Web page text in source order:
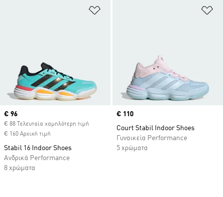
Προσθήκη στη Λίστα Επιθυμιών
Current price
€ 96
€ 88 Τελευταία χαμηλότερη τιμή
€ 160 Αρχική τιμή
Stabil 16 Indoor Shoes
Ανδρικά Performance
8 χρώματα
Price
€ 110
Court Stabil Indoor Shoes
Γυναικεία Performance
5 χρώματα